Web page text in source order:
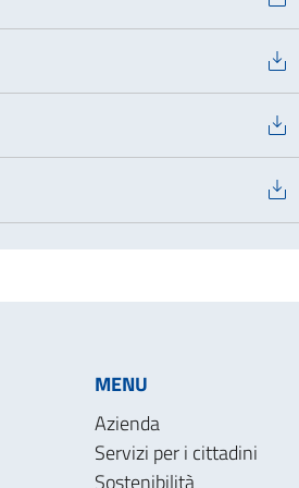
MENU
Azienda
Servizi per i cittadini
Sostenibilità